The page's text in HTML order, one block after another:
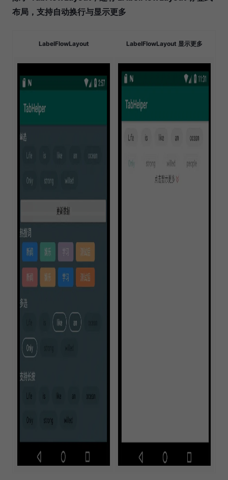
布局，支持自动换行与显示更多
LabelFlowLayout LabelFlowLayout 显示更多